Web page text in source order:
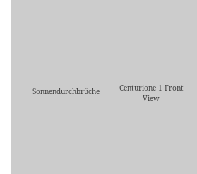
Sonnendurchbrüche
Centurione 1 Front
View